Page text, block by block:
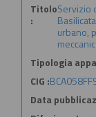
Titolo
:
Servizio
urbano,
Tipologia
CIG :
Data